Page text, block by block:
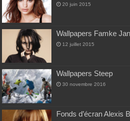
20 juin 2015
Wallpapers Famke
12 juillet 2015
Wallpapers Steep
30 novembre 2016
Fonds d’écran Alexis